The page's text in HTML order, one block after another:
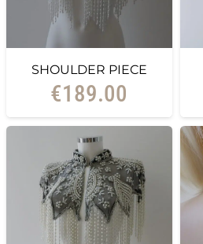
SHOULDER PIECE
€189.00